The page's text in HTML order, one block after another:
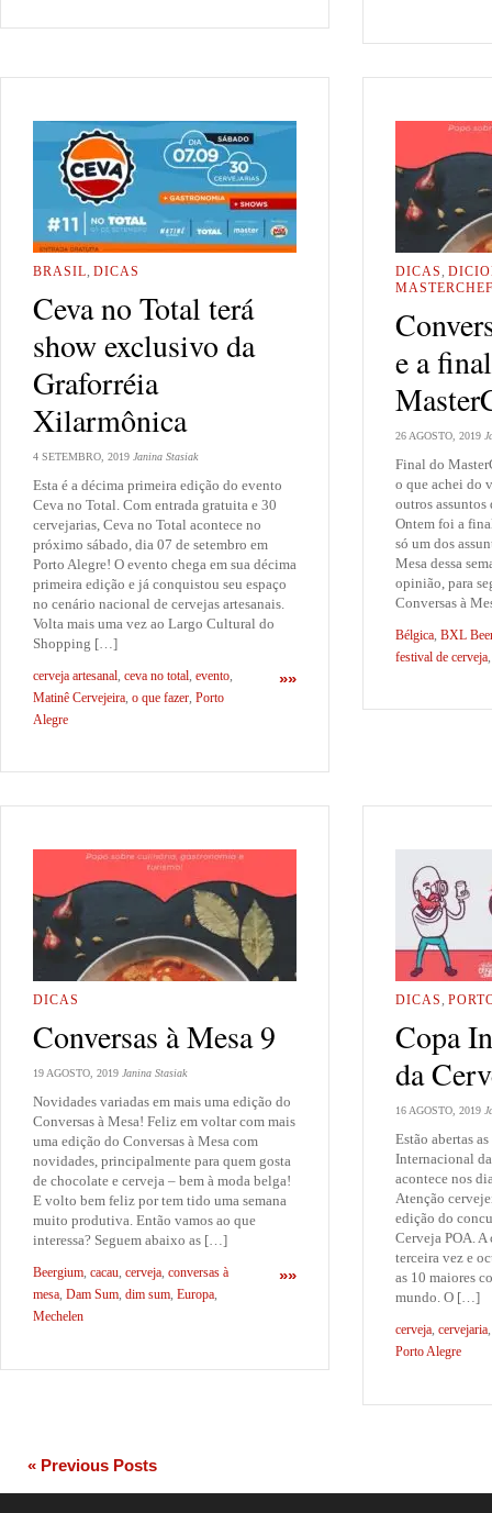
BRASIL, DICAS
Ceva no Total terá
show exclusivo da
Graforréia
Xilarmônica
4 SETEMBRO, 2019 Janina Stasiak
Esta é a décima primeira edição do evento
Ceva no Total. Com entrada gratuita e 30
cervejarias, Ceva no Total acontece no
próximo sábado, dia 07 de setembro em
Porto Alegre! O evento chega em sua décima
primeira edição e já conquistou seu espaço
no cenário nacional de cervejas artesanais.
Volta mais uma vez ao Largo Cultural do
Shopping […]
»»
cerveja artesanal ceva no total evento
Matinê Cervejeira o que fazer Porto
Alegre
DICAS,
e a
26 AGOSTO, 2019
Final do
o que achei do
outros assuntos
Ontem foi a
só um dos
Mesa dessa
opinião, para
Conversas à
Bélgica BXL
festival de cerveja
DICAS
Conversas à Mesa 9
19 AGOSTO, 2019 Janina Stasiak
Novidades variadas em mais uma edição do
Conversas à Mesa! Feliz em voltar com mais
uma edição do Conversas à Mesa com
novidades, principalmente para quem gosta
de chocolate e cerveja – bem à moda belga!
E volto bem feliz por tem tido uma semana
muito produtiva. Então vamos ao que
interessa? Seguem abaixo as […]
»»
Beergium cacau cerveja conversas à
mesa Dam Sum dim sum Europa
Mechelen
DICAS,
Copa
da
16 AGOSTO, 2019
Estão abertas
Internacional
acontece nos
Atenção
edição do
Cerveja POA.
terceira vez e
as 10 maiores
mundo. O […]
cerveja cervejaria
Porto Alegre
« Previous Posts